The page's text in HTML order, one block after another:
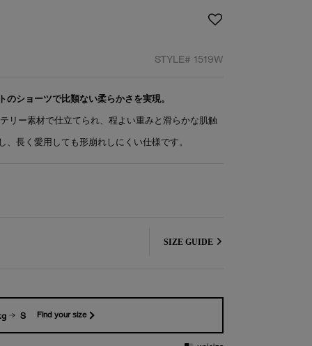
STYLE# 1519W
ショーツで比類ない柔らかさを実現。
リー素材で仕立てられ、程よい重みと滑らかな肌触
長く愛用しても形崩れしにくい仕様です。
SIZE GUIDE
S Find your size